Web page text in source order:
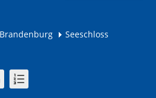
Seeschloss